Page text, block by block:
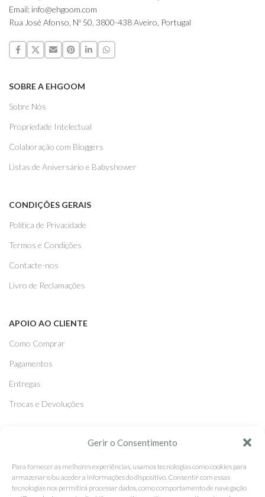
Gerir o Consentimento
Para fornecer as melhores experiências, usamos tecnologias como cookies para
armazenar e/ou aceder a informações do dispositivo. Consentir com essas
tecnologias nos permitirá processar dados, como comportamento de navegação
Email: info@ehgoom.com
Rua José Afonso, Nº 50, 3800-438 Aveiro, Portugal
SOBRE A EHGOOM
Sobre Nós
Propriedade Intelectual
Colaboração com Bloggers
Listas de Aniversário e Babyshower
CONDIÇÕES GERAIS
Politica de Privacidade
Termos e Condições
Contacte-nos
Livro de Reclamações
APOIO AO CLIENTE
Como Comprar
Pagamentos
Entregas
Trocas e Devoluções
Facebook
Instagram